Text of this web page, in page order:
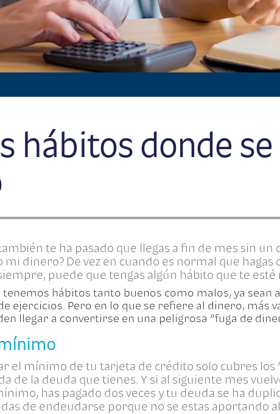
hábitos donde se
te ha pasado que llegas a fin de mes sin un
mi dinero? De vez en cuando es normal que
puede que tengas algún hábito que te
tenemos hábitos tanto buenos como malos, ya sean
ejercicios. Pero en lo que se refiere al dinero, más
llegar a convertirse en una peligrosa “fuga de
el mínimo de tu tarjeta de crédito solo cubres los
de la deuda que tienes. Y si al siguiente mes
has pagado dos veces y tu deuda se ha
de endeudarse porque no se estas aportando